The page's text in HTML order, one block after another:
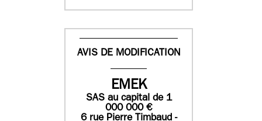
AVIS DE MODIFICATION
EMEK
SASau capital de 1
000 000€
6 rue Pierre Timbaud -